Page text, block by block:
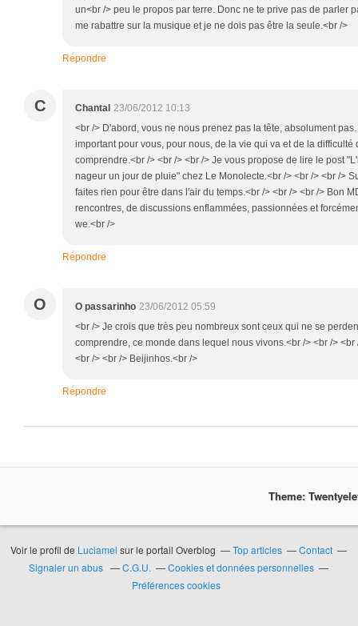
un<br /> peu le propos par terre. Donc ne te prive pas de parler
me rabattre sur la musique et je ne dois pas être la seule.<br />
Répondre
C Chantal 23/06/2012 10:13
<br /> D'abord, vous ne nous prenez pas la tête, absolument
important pour vous, pour nous, de la vie qui va et de la difficulté
comprendre.<br /> <br /> <br /> Je vous propose de lire le post
nageur un jour de pluie" chez Le Monolecte.<br /> <br /> <br />
faites rien pour être dans l'air du temps.<br /> <br /> <br /> Bon
rencontres, de discussions enflammées, passionnées et
we.<br />
Répondre
O O passarinho 23/06/2012 05:59
<br /> Je crois que très peu nombreux sont ceux qui ne se
comprendre, ce monde dans lequel nous vivons.<br /> <br />
<br /> <br /> Beijinhos.<br />
Répondre
Theme:
Voir le profil de Luciamel sur le portail Overblog Top articles
Contact
Signaler un abus
C.G.U.
Cookies et données personnelles
Préférences cookies